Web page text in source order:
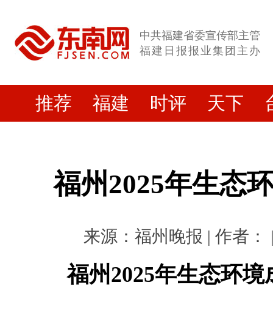
中共福建省委宣传部主管
福建日报报业集团主办
推荐 福建 时评 天下
福州2025年生态
来源：福州晚报 | 作者：
福州2025年生态环